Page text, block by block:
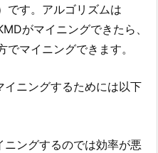
です。アルゴリズムは
がマイニングできたら、
マイニングできます。
ニングするためには以下
ングするのでは効率が悪